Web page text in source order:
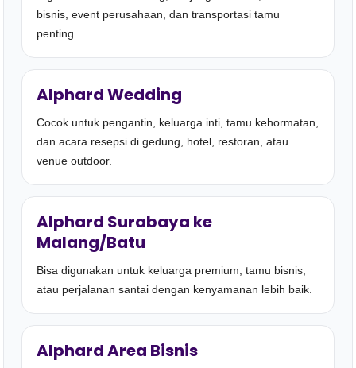
bisnis, event perusahaan, dan transportasi tamu
penting.
Alphard Wedding
Cocok untuk pengantin, keluarga inti, tamu kehormatan,
dan acara resepsi di gedung, hotel, restoran, atau
venue outdoor.
Alphard Surabaya ke
Malang/Batu
Bisa digunakan untuk keluarga premium, tamu bisnis,
atau perjalanan santai dengan kenyamanan lebih baik.
Alphard Area Bisnis